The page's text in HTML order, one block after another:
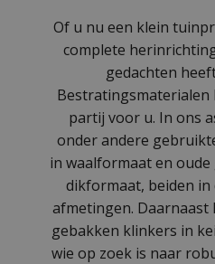
Of u nu een klein
complete
gedachten
Bestratingsmaterialen
partij voor u. In ons
onder andere
in waalformaat en
dikformaat, beiden
afmetingen. Daarnaast
gebakken klinkers in
wie op zoek is naar